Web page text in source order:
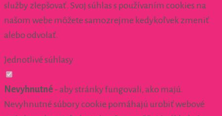
služby zlepšovať. Svoj súhlas s používaním cookies na
našom webe môžete samozrejme kedykoľvek zmeniť
alebo odvolať.
Jednotlivé súhlasy
Nevyhnutné - aby stránky fungovali, ako majú.
Nevyhnutné súbory cookie pomáhajú urobiť webové